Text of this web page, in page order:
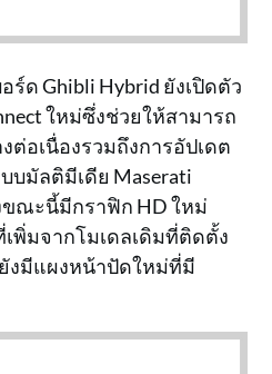
ด Ghibli Hybrid ยังเปิดตัว
ใหม่ซึ่งช่วยให้สามารถ
ต่อเนื่องรวมถึงการอัปเดต
มัลติมีเดีย Maserati
ขณะนี้มีกราฟิก HD ใหม่
พิ่มจากโมเดลเดิมที่ติดตั้ง
งมีแผงหน้าปัดใหม่ที่มี